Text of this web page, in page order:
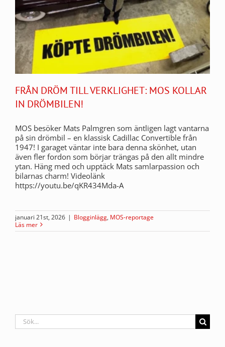
FRÅN DRÖM TILL VERKLIGHET: MOS KOLLAR
IN DRÖMBILEN!
MOS besöker Mats Palmgren som äntligen lagt vantarna
på sin drömbil – en klassisk Cadillac Convertible från
1947! I garaget väntar inte bara denna skönhet, utan
även fler fordon som börjar trängas på den allt mindre
ytan. Häng med och upptäck Mats samlarpassion och
bilarnas charm! Videolänk
https://youtu.be/qKR434Mda-A
januari 21st, 2026 | Blogginlägg, MOS-reportage
Läs mer
Sök
efter: